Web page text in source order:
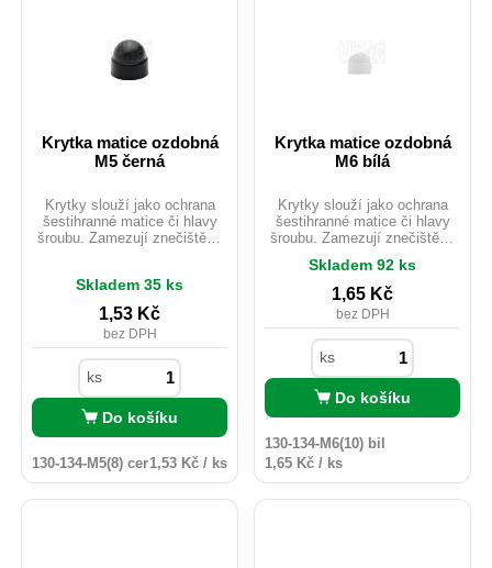
Krytka matice ozdobná
M5 černá
Krytky slouží jako ochrana
šestihranné matice či hlavy
šroubu. Zamezují znečištění,
povětrnostním podmínkám.
Jsou dostupné v různých
barvách. Vhodné i pro
venkovní použití.
Skladem 35 ks
1,53 Kč
bez DPH
ks
Do košíku
130-134-M5(8) cer1,53 Kč / ks
Krytka matice ozdobná
M6 bílá
Krytky slouží jako ochrana
šestihranné matice či hlavy
šroubu. Zamezují znečištění,
spojovací materiál proti
povětrnostním podmínkám.
Jsou dostupné v různých
barvách. Vhodné i pro
venkovní použití.
Skladem 92 ks
1,65 Kč
bez DPH
ks
Do košíku
130-134-M6(10) bil
1,65 Kč / ks